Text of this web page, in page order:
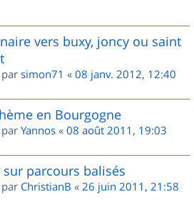
vers buxy, joncy ou saint
simon71 « 08 janv. 2012, 12:40
en Bourgogne
Yannos « 08 août 2011, 19:03
parcours balisés
ChristianB « 26 juin 2011, 21:58